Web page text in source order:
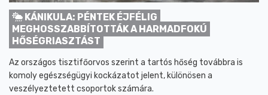
KÁNIKULA: PÉNTEK ÉJFÉLIG
MEGHOSSZABBÍTOTTÁK A HARMADFOKÚ
HŐSÉGRIASZTÁST
Az országos tisztifőorvos szerint a tartós hőség továbbra is
komoly egészségügyi kockázatot jelent, különösen a
veszélyeztetett csoportok számára.